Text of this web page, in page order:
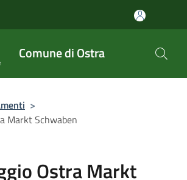
Comune di Ostra
>
Markt Schwaben
Ostra Markt